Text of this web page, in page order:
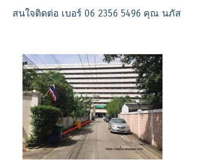
สนใจติดต่อ เบอร์ 06 2356 5496 คุณ นภัส